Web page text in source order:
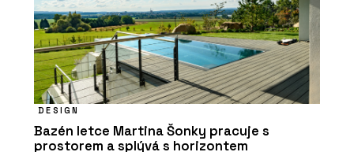
DESIGN
Bazén letce Martina Šonky pracuje s
prostorem a splývá s horizontem